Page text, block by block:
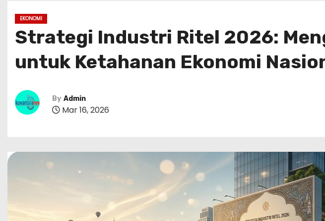
EKONOMI
Strategi Industri Ritel 2026:
untuk Ketahanan Ekonomi
By Admin
Mar 16, 2026